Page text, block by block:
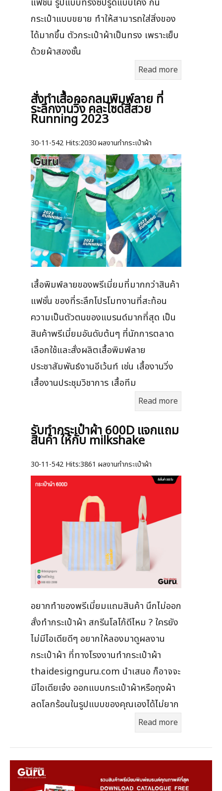
กระเป๋าแบบขยาย ทำให้สามารถใส่สิ่งของ
ได้มากขึ้น ตัวกระเป๋าผ้าเป็นทรง เพราะเย็บ
ด้วยผ้าสองชั้น
Read more
สั่งทำเสื้อคอกลมพิมพ์ลาย ที่
ระลึกงานวิ่ง คละไซด์สีสวย
Running 2023
30-11-542 Hits:2030 ผลงานทำกระเป๋าผ้า
เสื้อพิมพ์ลายของพรีเมี่ยมที่มากกว่าสินค้า
แฟชั่น ของที่ระลึกโปรโมทงานที่สะท้อน
ความเป็นตัวตนของแบรนด์มากที่สุด เป็น
สินค้าพรีเมี่ยมอันดับต้นๆ ที่นักการตลาด
เลือกใช้และสั่งผลิตเสื้อพิมพ์ลาย
ประชาสัมพันธ์งานอีเว้นท์ เช่น เสื้องานวิ่ง
เสื้องานประชุมวิชาการ เสื้อทีม
Read more
รับทำกระเป๋าผ้า 600D แจกแถม
สินค้า ให้กับ milkshake
30-11-542 Hits:3861 ผลงานทำกระเป๋าผ้า
อยากทำของพรีเมี่ยมแถมสินค้า นึกไม่ออก
สั่งทำกระเป๋าผ้า สกรีนโลโก้ดีไหม ? ใครยัง
ไม่มีไอเดียดีๆ อยากให้ลองมาดูผลงาน
กระเป๋าผ้า ที่ทางโรงงานทำกระเป๋าผ้า
thaidesignguru.com นำเสนอ ก็อาจจะ
มีไอเดียเจ๋ง ออกแบบกระเป๋าผ้าหรือถุงผ้า
ลดโลกร้อนในรูปแบบของคุณเองได้ไม่ยาก
Read more